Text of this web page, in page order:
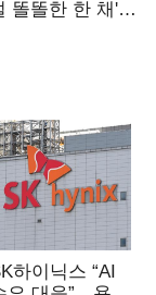
똘똘한 한 채'
하이닉스 “AI